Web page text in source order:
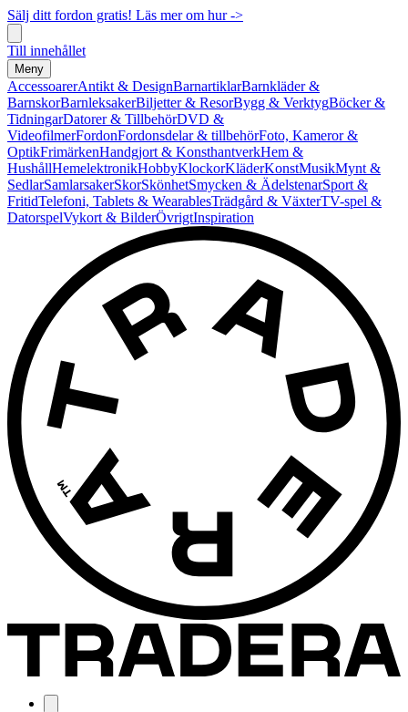
Sälj ditt fordon gratis! Läs mer om hur ->
Till innehållet
Meny
AccessoarerAntikt & DesignBarnartiklarBarnkläder &
BarnskorBarnleksakerBiljetter & ResorBygg & VerktygBöcker &
TidningarDatorer & TillbehörDVD &
VideofilmerFordonFordonsdelar & tillbehörFoto, Kameror &
OptikFrimärkenHandgjort & KonsthantverkHem &
HushållHemelektronikHobbyKlockorKläderKonstMusikMynt &
SedlarSamlarsakerSkorSkönhetSmycken & ÄdelstenarSport &
FritidTelefoni, Tablets & WearablesTrädgård & VäxterTV-spel &
DatorspelVykort & BilderÖvrigtInspiration